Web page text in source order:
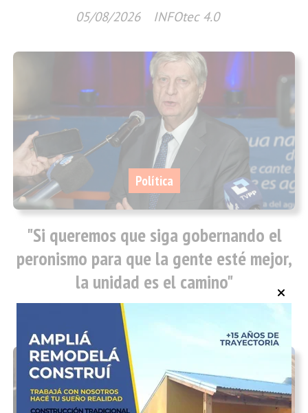
INFOtec 4.0
05/08/2026
"Si queremos que siga gobernando el
peronismo para que la gente esté mejor,
la unidad es el camino"
Política
05/08/2026